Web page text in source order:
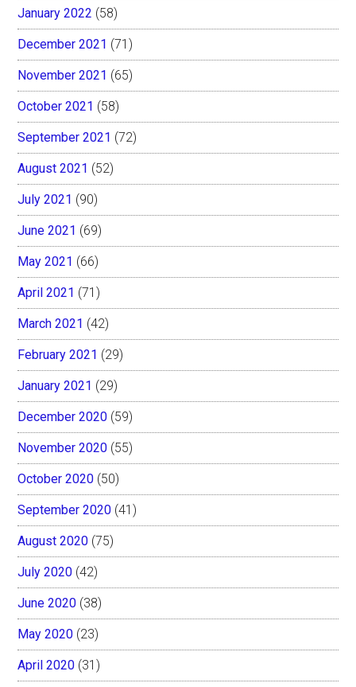
January 2022 (58)
December 2021 (71)
November 2021 (65)
October 2021 (58)
September 2021 (72)
August 2021 (52)
July 2021 (90)
June 2021 (69)
May 2021 (66)
April 2021 (71)
March 2021 (42)
February 2021 (29)
January 2021 (29)
December 2020 (59)
November 2020 (55)
October 2020 (50)
September 2020 (41)
August 2020 (75)
July 2020 (42)
June 2020 (38)
May 2020 (23)
April 2020 (31)